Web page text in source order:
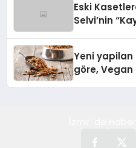
Eski
Selvi’nin
Yeni yapilan
göre, Vegan